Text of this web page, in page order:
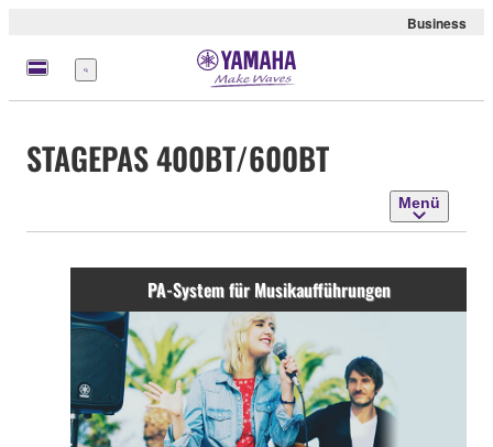
Business
Menü
STAGEPAS 400BT/600BT
Menü
PA-System für Musikaufführungen